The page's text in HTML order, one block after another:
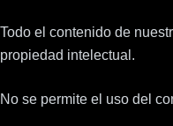
Todo el contenido de
propiedad intelectual.
No se permite el uso del